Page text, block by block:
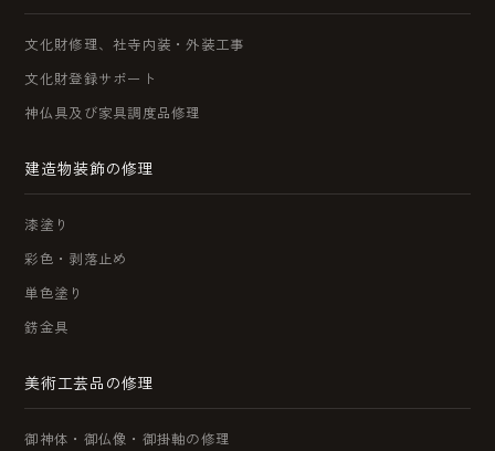
文化財修理、社寺内装・外装工事
文化財登録サポート
神仏具及び家具調度品修理
建造物装飾の修理
漆塗り
彩色・剥落止め
単色塗り
錺金具
美術工芸品の修理
御神体・御仏像・御掛軸の修理